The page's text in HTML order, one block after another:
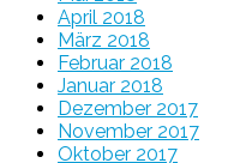
April 2018
März 2018
Februar 2018
Januar 2018
Dezember 2017
November 2017
Oktober 2017